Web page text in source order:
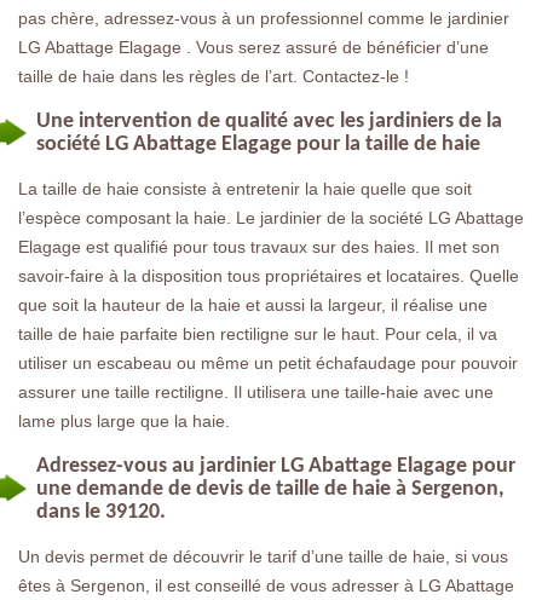
pas chère, adressez-vous à un professionnel comme le jardinier
LG Abattage Elagage . Vous serez assuré de bénéficier d’une
taille de haie dans les règles de l’art. Contactez-le !
Une intervention de qualité avec les jardiniers de la
société LG Abattage Elagage pour la taille de haie
La taille de haie consiste à entretenir la haie quelle que soit
l’espèce composant la haie. Le jardinier de la société LG Abattage
Elagage est qualifié pour tous travaux sur des haies. Il met son
savoir-faire à la disposition tous propriétaires et locataires. Quelle
que soit la hauteur de la haie et aussi la largeur, il réalise une
taille de haie parfaite bien rectiligne sur le haut. Pour cela, il va
utiliser un escabeau ou même un petit échafaudage pour pouvoir
assurer une taille rectiligne. Il utilisera une taille-haie avec une
lame plus large que la haie.
Adressez-vous au jardinier LG Abattage Elagage pour
une demande de devis de taille de haie à Sergenon,
dans le 39120.
Un devis permet de découvrir le tarif d’une taille de haie, si vous
êtes à Sergenon, il est conseillé de vous adresser à LG Abattage